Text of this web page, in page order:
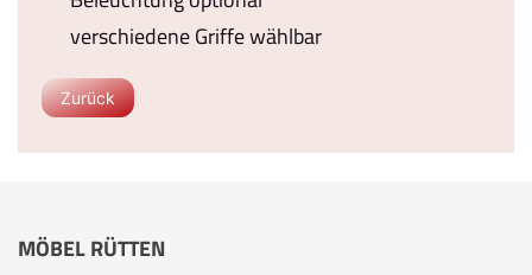
verschiedene Griffe wählbar
Zurück
MÖBEL RÜTTEN